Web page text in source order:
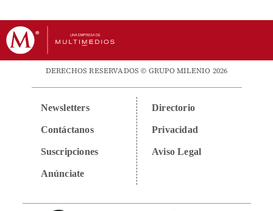
DERECHOS RESERVADOS © GRUPO MILENIO 2026
Newsletters
Contáctanos
Suscripciones
Anúnciate
Directorio
Privacidad
Aviso Legal